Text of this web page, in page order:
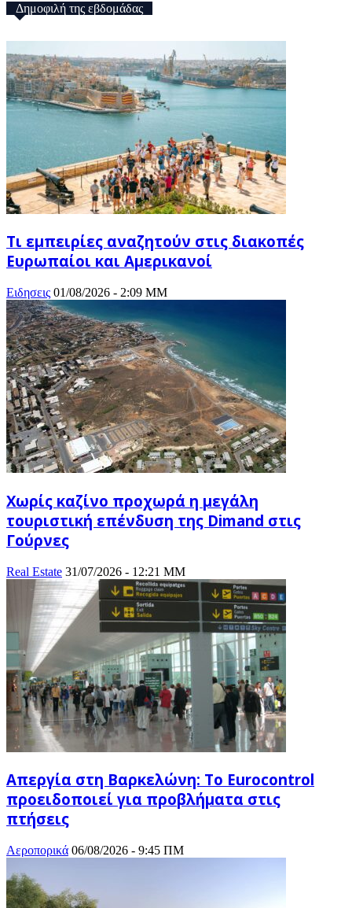
Δημοφιλή της εβδομάδας
Τι εμπειρίες αναζητούν στις διακοπές
Ευρωπαίοι και Αμερικανοί
Ειδησεις 01/08/2026 - 2:09 ΜΜ
Χωρίς καζίνο προχωρά η μεγάλη
τουριστική επένδυση της Dimand στις
Γούρνες
Real Estate 31/07/2026 - 12:21 ΜΜ
Απεργία στη Βαρκελώνη: To Eurocontrol
προειδοποιεί για προβλήματα στις
πτήσεις
Αεροπορικά 06/08/2026 - 9:45 ΠΜ